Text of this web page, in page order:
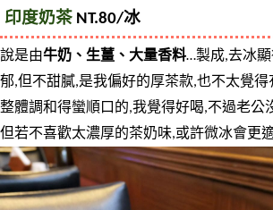
印度奶茶 NT.80/冰
說是由牛奶、生薑、大量香料…製成,去冰
郁,但不甜膩,是我偏好的厚茶款,也不太覺得
整體調和得蠻順口的,我覺得好喝,不過老公
但若不喜歡太濃厚的茶奶味,或許微冰會更